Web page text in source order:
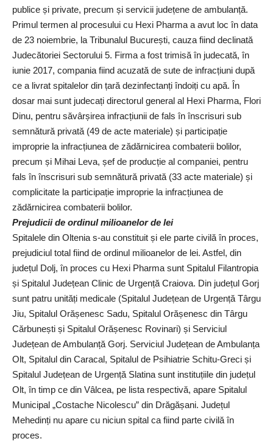
publice și private, precum și servicii județene de ambulanță.
Primul termen al procesului cu Hexi Pharma a avut loc în data
de 23 noiembrie, la Tribunalul București, cauza fiind declinată
Judecătoriei Sectorului 5. Firma a fost trimisă în judecată, în
iunie 2017, compania fiind acuzată de sute de infracțiuni după
ce a livrat spitalelor din țară dezinfectanți îndoiți cu apă. În
dosar mai sunt judecați directorul general al Hexi Pharma, Flori
Dinu, pentru săvârșirea infracțiunii de fals în înscrisuri sub
semnătură privată (49 de acte materiale) și participație
improprie la infracțiunea de zădărnicirea combaterii bolilor,
precum și Mihai Leva, șef de producție al companiei, pentru
fals în înscrisuri sub semnătură privată (33 acte materiale) și
complicitate la participație improprie la infracțiunea de
zădărnicirea combaterii bolilor.
Prejudicii de ordinul milioanelor de lei
Spitalele din Oltenia s-au constituit și ele parte civilă în proces,
prejudiciul total fiind de ordinul milioanelor de lei. Astfel, din
județul Dolj, în proces cu Hexi Pharma sunt Spitalul Filantropia
și Spitalul Județean Clinic de Urgență Craiova. Din județul Gorj
sunt patru unități medicale (Spitalul Județean de Urgență Târgu
Jiu, Spitalul Orășenesc Sadu, Spitalul Orășenesc din Târgu
Cărbunești și Spitalul Orășenesc Rovinari) și Serviciul
Județean de Ambulanță Gorj. Serviciul Județean de Ambulanța
Olt, Spitalul din Caracal, Spitalul de Psihiatrie Schitu-Greci și
Spitalul Județean de Urgență Slatina sunt instituțiile din județul
Olt, în timp ce din Vâlcea, pe lista respectivă, apare Spitalul
Municipal „Costache Nicolescu” din Drăgășani. Județul
Mehedinți nu apare cu niciun spital ca fiind parte civilă în
proces.